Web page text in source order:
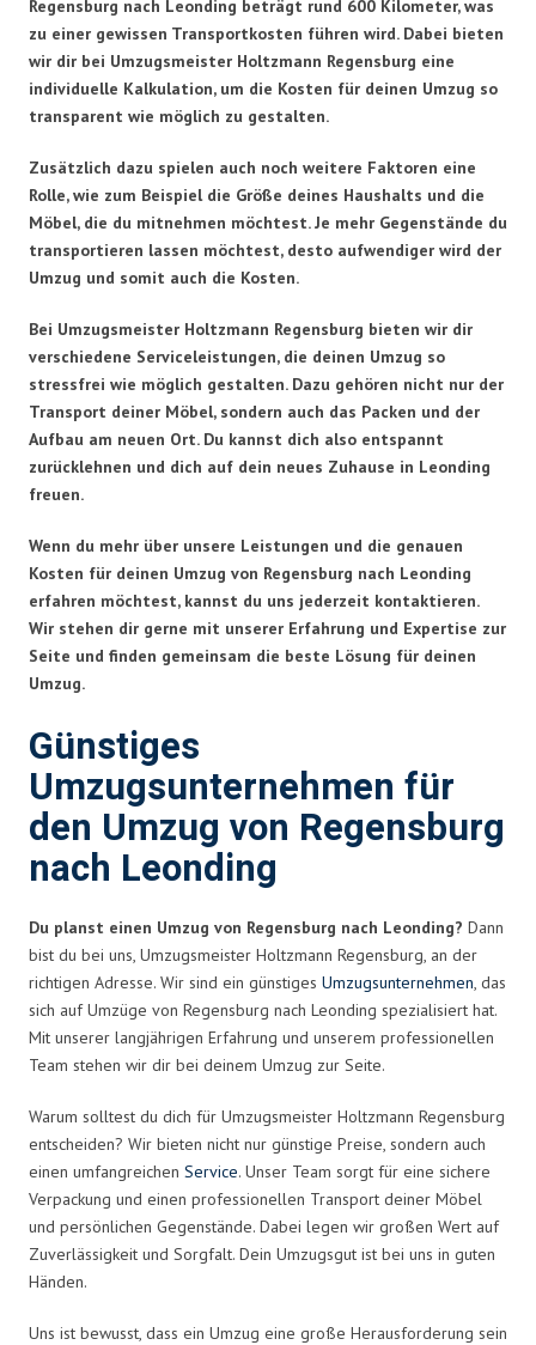
Regensburg nach Leonding beträgt rund 600 Kilometer, was
zu einer gewissen Transportkosten führen wird. Dabei bieten
wir dir bei Umzugsmeister Holtzmann Regensburg eine
individuelle Kalkulation, um die Kosten für deinen Umzug so
transparent wie möglich zu gestalten.
Zusätzlich dazu spielen auch noch weitere Faktoren eine
Rolle, wie zum Beispiel die Größe deines Haushalts und die
Möbel, die du mitnehmen möchtest. Je mehr Gegenstände du
transportieren lassen möchtest, desto aufwendiger wird der
Umzug und somit auch die Kosten.
Bei Umzugsmeister Holtzmann Regensburg bieten wir dir
verschiedene Serviceleistungen, die deinen Umzug so
stressfrei wie möglich gestalten. Dazu gehören nicht nur der
Transport deiner Möbel, sondern auch das Packen und der
Aufbau am neuen Ort. Du kannst dich also entspannt
zurücklehnen und dich auf dein neues Zuhause in Leonding
freuen.
Wenn du mehr über unsere Leistungen und die genauen
Kosten für deinen Umzug von Regensburg nach Leonding
erfahren möchtest, kannst du uns jederzeit kontaktieren.
Wir stehen dir gerne mit unserer Erfahrung und Expertise zur
Seite und finden gemeinsam die beste Lösung für deinen
Umzug.
Günstiges
Umzugsunternehmen für
den Umzug von Regensburg
nach Leonding
Du planst einen Umzug von Regensburg nach Leonding? Dann
bist du bei uns, Umzugsmeister Holtzmann Regensburg, an der
richtigen Adresse. Wir sind ein günstiges Umzugsunternehmen, das
sich auf Umzüge von Regensburg nach Leonding spezialisiert hat.
Mit unserer langjährigen Erfahrung und unserem professionellen
Team stehen wir dir bei deinem Umzug zur Seite.
Warum solltest du dich für Umzugsmeister Holtzmann Regensburg
entscheiden? Wir bieten nicht nur günstige Preise, sondern auch
einen umfangreichen Service. Unser Team sorgt für eine sichere
Verpackung und einen professionellen Transport deiner Möbel
und persönlichen Gegenstände. Dabei legen wir großen Wert auf
Zuverlässigkeit und Sorgfalt. Dein Umzugsgut ist bei uns in guten
Händen.
Uns ist bewusst, dass ein Umzug eine große Herausforderung sein